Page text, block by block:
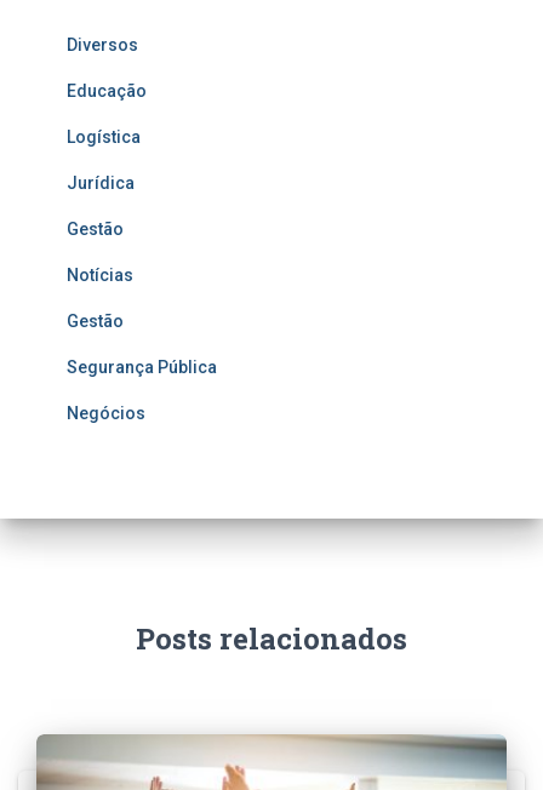
Diversos
Educação
Logística
Jurídica
Gestão
Notícias
Gestão
Segurança Pública
Negócios
Posts relacionados